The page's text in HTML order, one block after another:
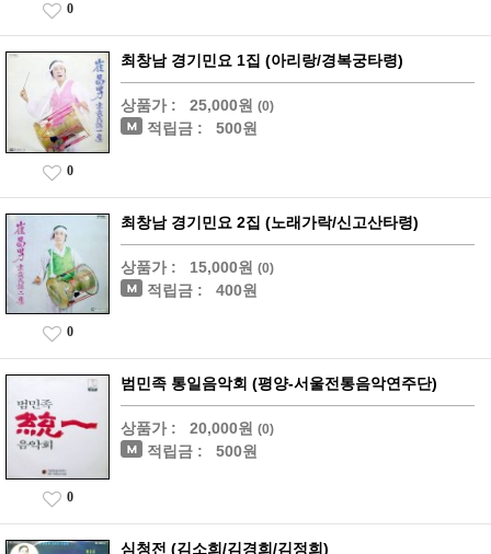
0
최창남 경기민요 1집 (아리랑/경복궁타령)
상품가 : 25,000원 (0)
적립금 : 500원
0
최창남 경기민요 2집 (노래가락/신고산타령)
상품가 : 15,000원 (0)
적립금 : 400원
0
범민족 통일음악회 (평양-서울전통음악연주단)
상품가 : 20,000원 (0)
적립금 : 500원
0
심청전 (김소희/김경희/김정희)